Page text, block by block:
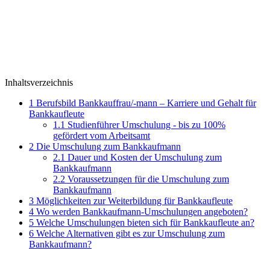
Inhaltsverzeichnis
1 Berufsbild Bankkauffrau/-mann – Karriere und Gehalt für
Bankkaufleute
1.1 Studienführer Umschulung - bis zu 100%
gefördert vom Arbeitsamt
2 Die Umschulung zum Bankkaufmann
2.1 Dauer und Kosten der Umschulung zum
Bankkaufmann
2.2 Voraussetzungen für die Umschulung zum
Bankkaufmann
3 Möglichkeiten zur Weiterbildung für Bankkaufleute
4 Wo werden Bankkaufmann-Umschulungen angeboten?
5 Welche Umschulungen bieten sich für Bankkaufleute an?
6 Welche Alternativen gibt es zur Umschulung zum
Bankkaufmann?